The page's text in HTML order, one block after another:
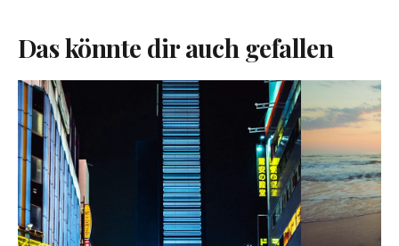
Das könnte dir auch gefallen